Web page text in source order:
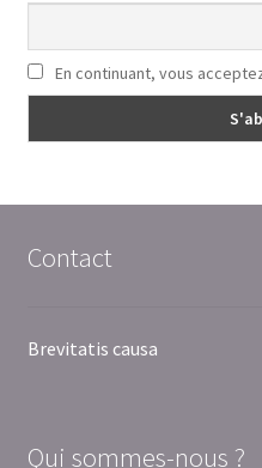
En continuant, vous
Contact
Brevitatis causa
Qui sommes-nous ?